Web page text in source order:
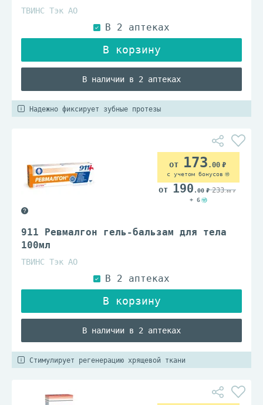
ТВИНС Тэк АО
В наличии в 2 аптеках
Надежно фиксирует зубные протезы
911 Ревмалгон гель-бальзам для тела
100мл
ТВИНС Тэк АО
В наличии в 2 аптеках
173 .00
с учетом бонусов
190 .00 233.00
+ 6
Стимулирует регенерацию хрящевой ткани